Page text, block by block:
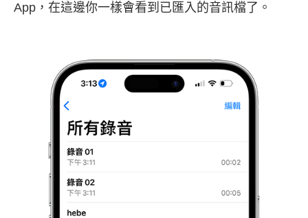
App，在這邊你一樣會看到已匯入的音訊檔了。